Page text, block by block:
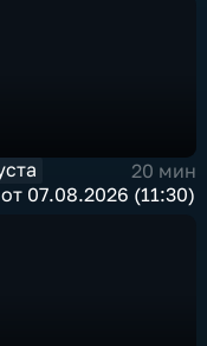
20 мин
07.08.2026 (11:30)